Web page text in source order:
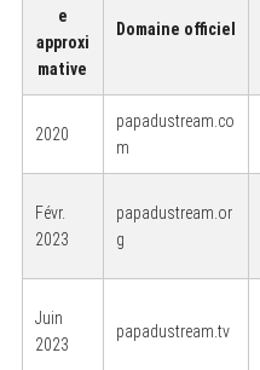
e
approxi
mative
Domaine officiel
2020
papadustream.co
m
Févr.
2023
papadustream.or
g
Juin
2023
papadustream.tv